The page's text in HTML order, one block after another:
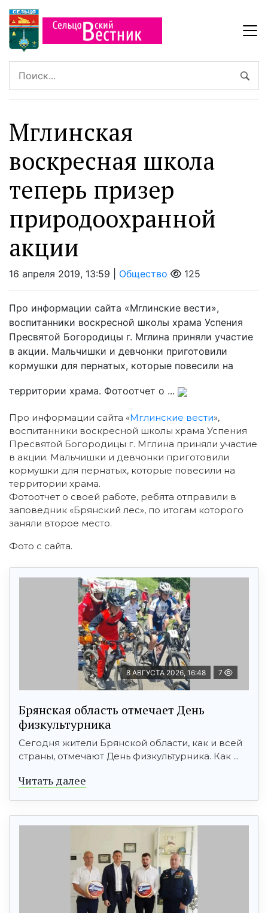
Мглинская
воскресная школа
теперь призер
природоохранной
акции
16 апреля 2019, 13:59 | Общество 125
Про информации сайта «Мглинские вести»,
воспитанники воскресной школы храма Успения
Пресвятой Богородицы г. Мглина приняли участие
в акции. Мальчишки и девчонки приготовили
кормушки для пернатых, которые повесили на
территории храма. Фотоотчет о ...
Про информации сайта «Мглинские вести»,
воспитанники воскресной школы храма Успения
Пресвятой Богородицы г. Мглина приняли участие
в акции. Мальчишки и девчонки приготовили
кормушки для пернатых, которые повесили на
территории храма.
Фотоотчет о своей работе, ребята отправили в
заповедник «Брянский лес», по итогам которого
заняли второе место.
Фото с сайта.
8 АВГУСТА 2026, 16:48 7
Брянская область отмечает День
физкультурника
Сегодня жители Брянской области, как и всей
страны, отмечают День физкультурника. Как ...
Читать далее